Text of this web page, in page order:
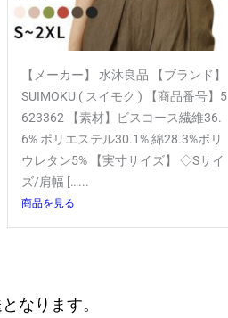
【メーカー】 水沐良品 【ブランド】
SUIMOKU ( スイモク ) 【商品番号】5
623362 【素材】ビスコース繊維36.
6% ポリエステル30.1% 綿28.3%ポリ
ウレタン5% 【実寸サイズ】 ◇Sサイ
ズ/肩幅 […...
商品を見る
なります。